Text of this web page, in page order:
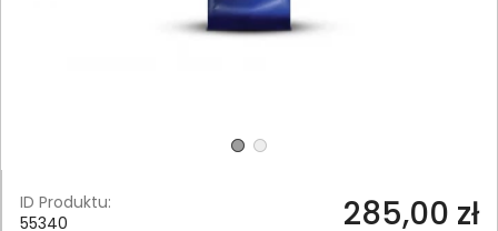
ID Produktu:
55340
285,00 zł